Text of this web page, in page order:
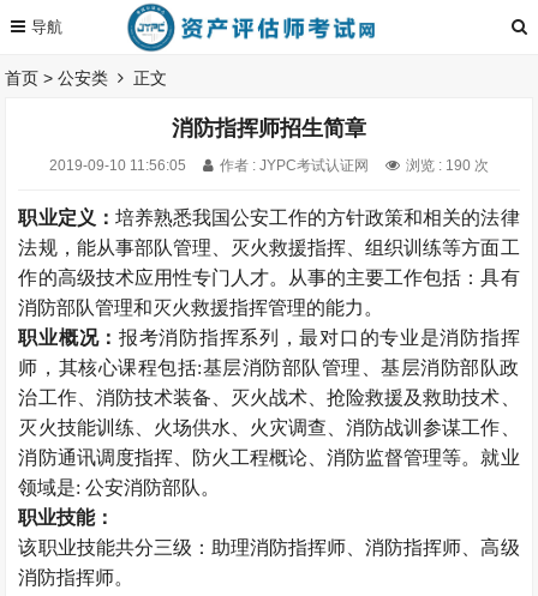
首页 >公安类 正文
消防指挥师招生简章
2019-09-10 11:56:05 作者 : JYPC考试认证网 浏览 : 190 次
职业定义： 培养熟悉我国公安工作的方针政策和相关的法律
法规，能从事部队管理、灭火救援指挥、组织训练等方面工
作的高级技术应用性专门人才。从事的主要工作包括：具有
消防部队管理和灭火救援指挥管理的能力。
职业概况：报考消防指挥系列，最对口的专业是消防指挥
师，其核心课程包括:基层消防部队管理、基层消防部队政
治工作、消防技术装备、灭火战术、抢险救援及救助技术、
灭火技能训练、火场供水、火灾调查、消防战训参谋工作、
消防通讯调度指挥、防火工程概论、消防监督管理等。就业
领域是: 公安消防部队。
职业技能：
该职业技能共分三级：助理消防指挥师、消防指挥师、高级
消防指挥师。